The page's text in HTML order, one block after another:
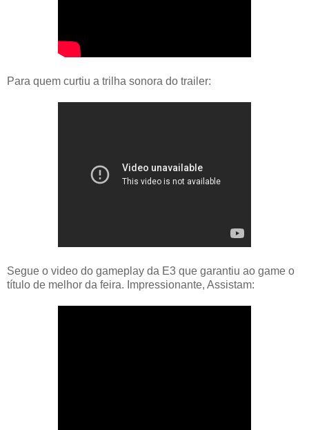
Para quem curtiu a trilha sonora do trailer:
Segue o video do gameplay da E3 que garantiu ao game o
título de melhor da feira. Impressionante, Assistam: